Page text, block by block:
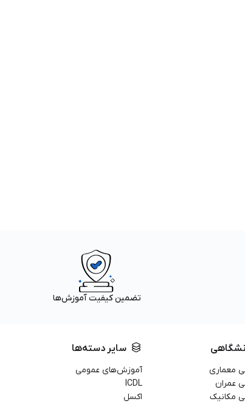
تضمین کیفیت آموزش‌ها
معماری
عمران
مکانیک
سایر دسته‌ها
آموزش‌های عمومی
ICDL
اکسل